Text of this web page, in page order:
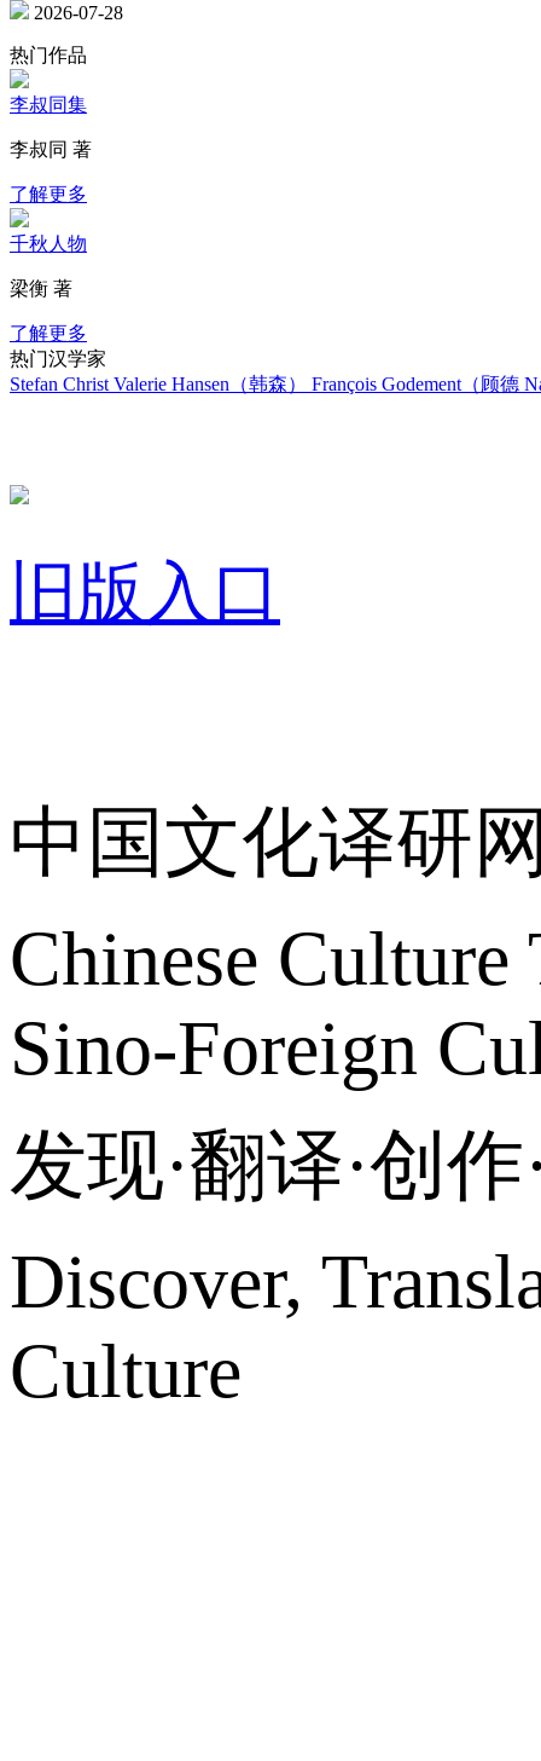
2026-07-28
热门作品
李叔同集
李叔同 著
了解更多
千秋人物
梁衡 著
了解更多
热门汉学家
Stefan Christ Valerie Hansen（韩森） François Godement（顾德
旧版入口
中国文化译研
Chinese
Sino-Foreign
发现·翻译·创
Discover,
Culture